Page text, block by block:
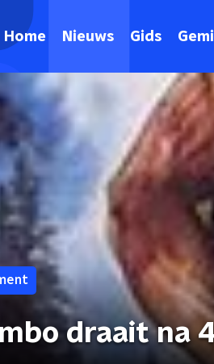
Home Nieuws Gids
draait na